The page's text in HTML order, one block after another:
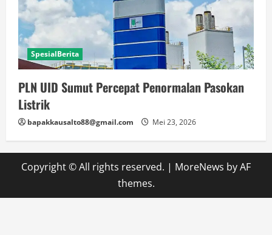
SpesialBerita
PLN UID Sumut Percepat Penormalan Pasokan
Listrik
bapakkausalto88@gmail.com Mei 23, 2026
Copyright © All rights reserved. | MoreNews by AF
themes.